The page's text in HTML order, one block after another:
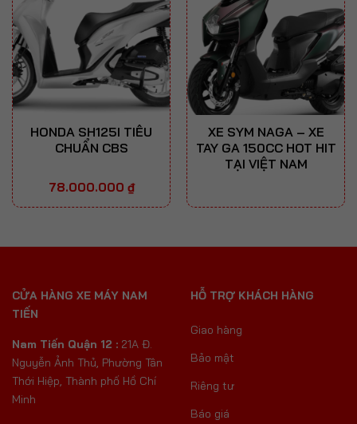
HONDA SH125I TIÊU
CHUẨN CBS
78.000.000 ₫
XE SYM NAGA – XE
TAY GA 150CC HOT HIT
TẠI VIỆT NAM
CỬA HÀNG XE MÁY NAM
TIẾN
Nam Tiến Quận 12 : 21A Đ.
Nguyễn Ảnh Thủ, Phường Tân
Thới Hiệp, Thành phố Hồ Chí
Minh
HỖ TRỢ KHÁCH HÀNG
Giao hàng
Bảo mật
Riêng tư
Báo giá